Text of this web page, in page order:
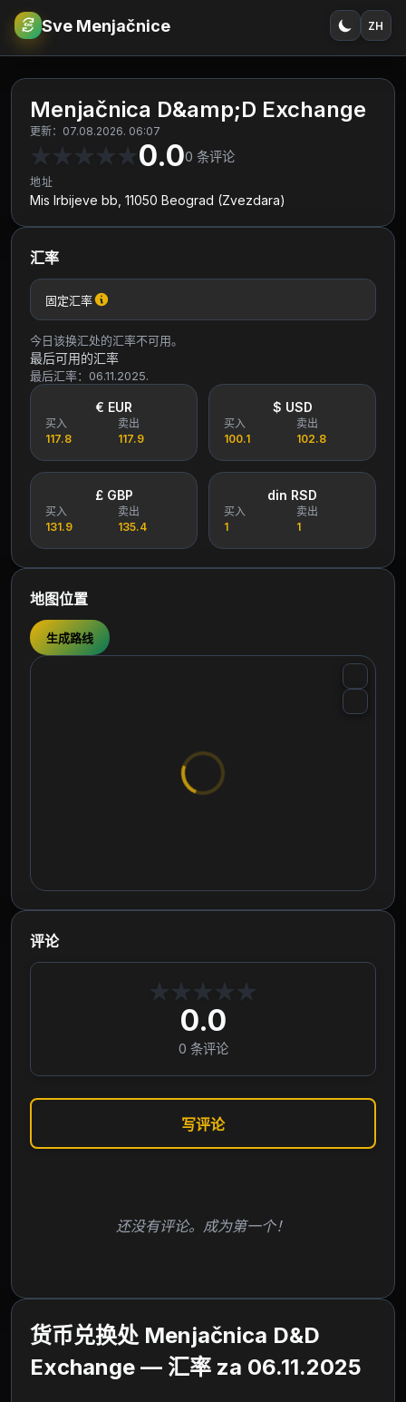
€RSD Sve Menjačnice ZH
Menjačnica D&amp;D Exchange
更新：07.08.2026. 06:07
★★★★★0.00 条评论
地址
Mis Irbijeve bb, 11050 Beograd (Zvezdara)
汇率
固定汇率
今日该换汇处的汇率不可用。
最后可用的汇率
最后汇率：06.11.2025.
€ EUR
买入
117.8
卖出
117.9
$ USD
买入
100.1
卖出
102.8
£ GBP
买入
131.9
卖出
135.4
din RSD
买入
1
卖出
1
地图位置
生成路线
评论
★★★★★
0.0
0 条评论
写评论
还没有评论。成为第一个！
货币兑换处 Menjačnica D&D
Exchange — 汇率 za 06.11.2025